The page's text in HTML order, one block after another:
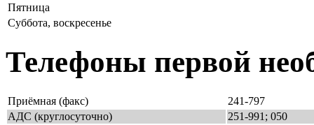
Пятница
Суббота, воскресенье
Телефоны первой
Приёмная (факс)
241-797
АДС (круглосуточно)
251-991; 050